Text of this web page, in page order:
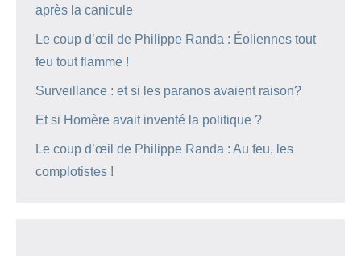
après la canicule
Le coup d’œil de Philippe Randa : Éoliennes tout
feu tout flamme !
Surveillance : et si les paranos avaient raison?
Et si Homère avait inventé la politique ?
Le coup d’œil de Philippe Randa : Au feu, les
complotistes !